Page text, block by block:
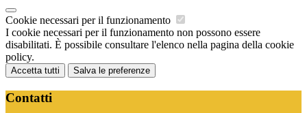
Cookie necessari per il funzionamento
I cookie necessari per il funzionamento non possono essere
disabilitati. È possibile consultare l'elenco nella pagina della cookie
policy.
Accetta tutti Salva le preferenze
Contatti